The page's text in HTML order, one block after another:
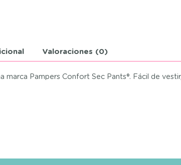
Valoraciones (0)
marca Pampers Confort Sec Pants®. Fácil de